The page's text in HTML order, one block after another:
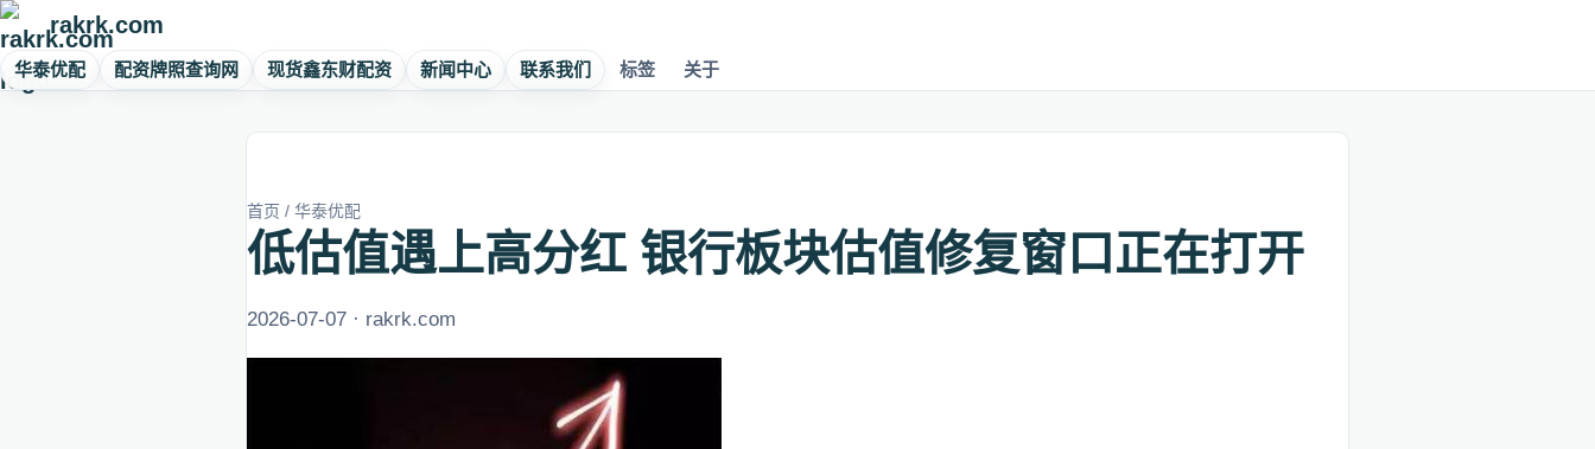
rakrk.com
华泰优配 配资牌照查询网 现货鑫东财配资 新闻中心 联系我们 标签 关于
首页 / 华泰优配
低估值遇上高分红 银行板块估值修复窗口正在打开
2026-07-07 · rakrk.com